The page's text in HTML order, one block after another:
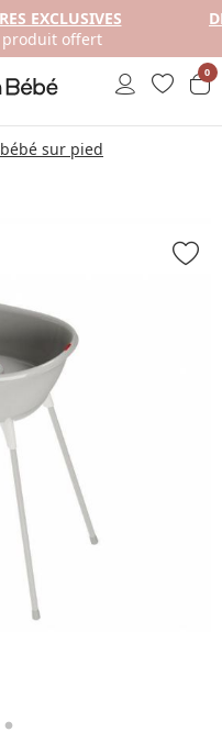
EXCLUSIVES
produit offert
0
sur pied